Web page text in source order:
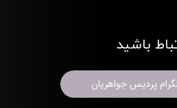
باشید
پردیس جواهریان